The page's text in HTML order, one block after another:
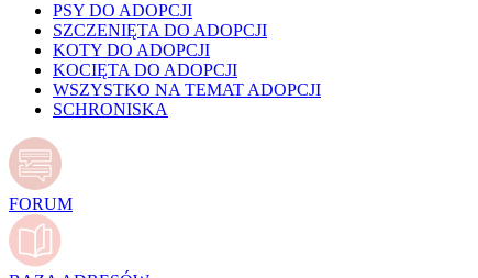
PSY DO ADOPCJI
SZCZENIĘTA DO ADOPCJI
KOTY DO ADOPCJI
KOCIĘTA DO ADOPCJI
WSZYSTKO NA TEMAT ADOPCJI
SCHRONISKA
FORUM